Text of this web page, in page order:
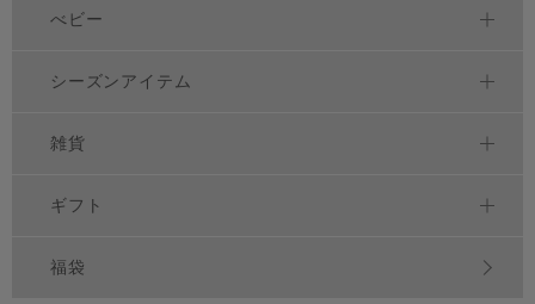
べビー
シーズンアイテム
雑貨
ギフト
福袋